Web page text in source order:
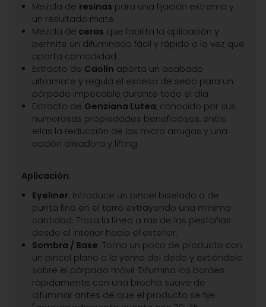
Mezcla de resinas para una fijación extrema y
un resultado mate.
Mezcla de ceras que facilita la aplicación y
permite un difuminado fácil y rápido a la vez que
aporta comodidad.
Extracto de Caolín aporta un acabado
ultramate y regula el exceso de sebo para un
párpado impecable durante todo el día
Extracto de Genziana Lutea, conocido por sus
numerosas propiedades beneficiosas, entre
ellas la reducción de las micro arrugas y una
acción alisadora y lifting.
Aplicación:
Eyeliner: Introduce un pincel biselado o de
punta fina en el tarro extrayendo una mínima
cantidad. Traza la línea a ras de las pestañas
desde el interior hacia el exterior.
Sombra / Base: Toma un poco de producto con
un pincel plano o la yema del dedo y extiéndelo
sobre el párpado móvil. Difumina los bordes
rápidamente con una brocha suave de
difuminar antes de que el producto se fije